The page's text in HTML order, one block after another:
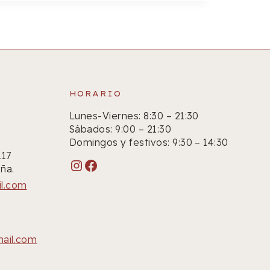
HORARIO
Lunes-Viernes: 8:30 – 21:30
Sábados: 9:00 – 21:30
Domingos y festivos: 9:30 – 14:30
Instagram
Facebook